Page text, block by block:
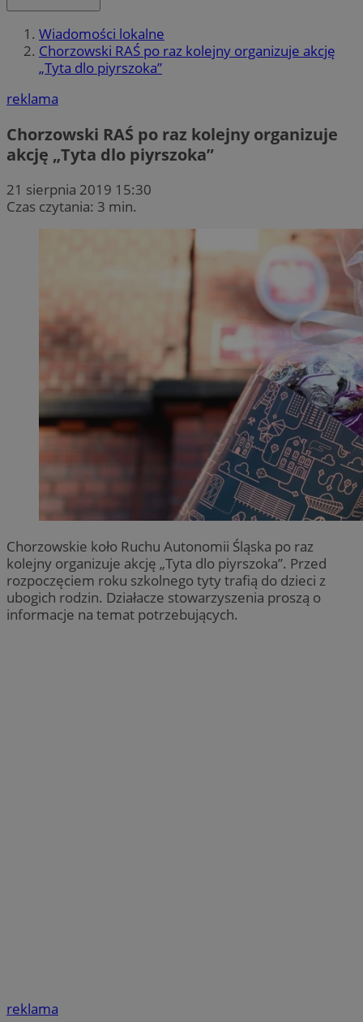
Wiadomości lokalne
Chorzowski RAŚ po raz kolejny organizuje akcję
„Tyta dlo piyrszoka”
reklama
Chorzowski RAŚ po raz kolejny organizuje
akcję „Tyta dlo piyrszoka”
21 sierpnia 2019 15:30
Czas czytania: 3 min.
Chorzowskie koło Ruchu Autonomii Śląska po raz
kolejny organizuje akcję „Tyta dlo piyrszoka”. Przed
rozpoczęciem roku szkolnego tyty trafią do dzieci z
ubogich rodzin. Działacze stowarzyszenia proszą o
informacje na temat potrzebujących.
reklama